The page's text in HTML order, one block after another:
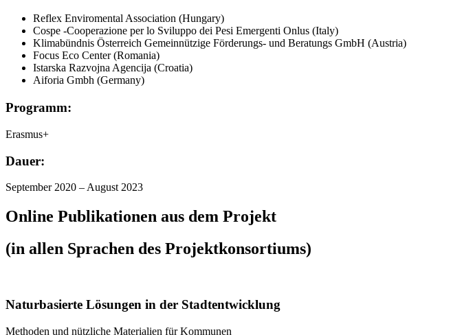
Reflex Enviromental Association (Hungary)
Cospe -Cooperazione per lo Sviluppo dei Pesi Emergenti Onlus (Italy)
Klimabündnis Österreich Gemeinnützige Förderungs- und Beratungs GmbH (Austria)
Focus Eco Center (Romania)
Istarska Razvojna Agencija (Croatia)
Aiforia Gmbh (Germany)
Programm:
Erasmus+
Dauer:
September 2020 – August 2023
Online Publikationen aus dem Projekt
(in allen Sprachen des Projektkonsortiums)
Naturbasierte Lösungen in der Stadtentwicklung
Methoden und nützliche Materialien für Kommunen